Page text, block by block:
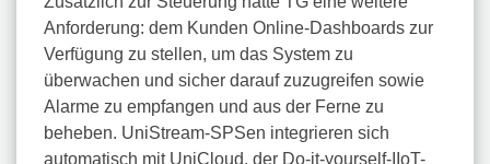
Anforderung: dem Kunden Online-Dashboards zur
Verfügung zu stellen, um das System zu
überwachen und sicher darauf zuzugreifen sowie
Alarme zu empfangen und aus der Ferne zu
beheben. UniStream-SPSen integrieren sich
automatisch mit UniCloud, der Do-it-yourself-IIoT-